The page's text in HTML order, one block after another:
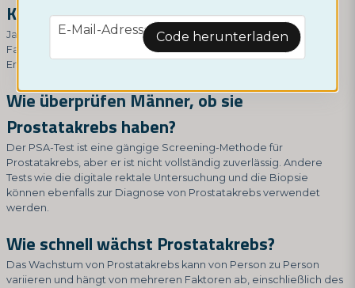
Kann der PSA-Wert schwanken?
Ja, PSA-Werte können im Laufe der Zeit aufgrund verschiedener
Faktoren wie Alter, Medikamente, körperliche Aktivität und
Entzündungen schwanken.
Wie überprüfen Männer, ob sie
Prostatakrebs haben?
Der PSA-Test ist eine gängige Screening-Methode für
Prostatakrebs, aber er ist nicht vollständig zuverlässig. Andere
Tests wie die digitale rektale Untersuchung und die Biopsie
können ebenfalls zur Diagnose von Prostatakrebs verwendet
werden.
Wie schnell wächst Prostatakrebs?
Das Wachstum von Prostatakrebs kann von Person zu Person
variieren und hängt von mehreren Faktoren ab, einschließlich des
email
E-Mail-Adresse Code herunterladen